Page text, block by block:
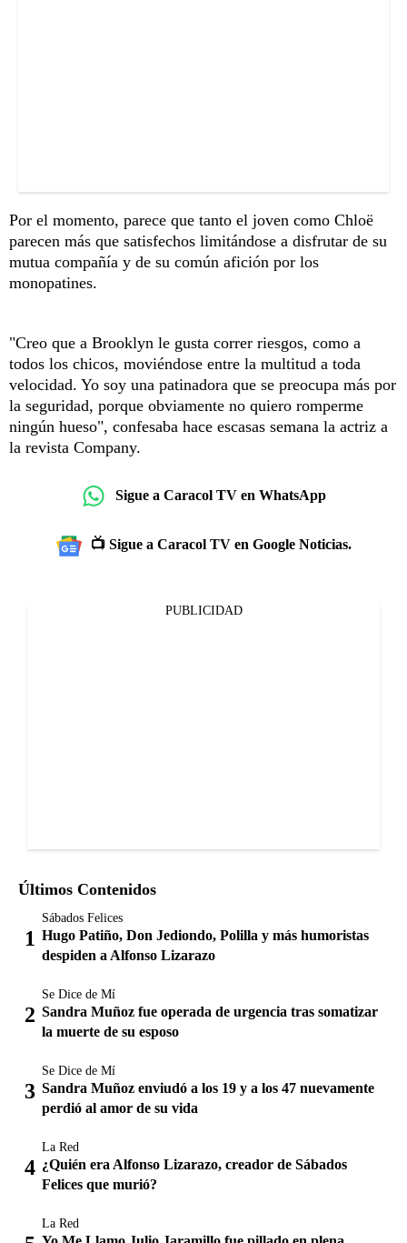
Por el momento, parece que tanto el joven como Chloë
parecen más que satisfechos limitándose a disfrutar de su
mutua compañía y de su común afición por los
monopatines.
"Creo que a Brooklyn le gusta correr riesgos, como a
todos los chicos, moviéndose entre la multitud a toda
velocidad. Yo soy una patinadora que se preocupa más por
la seguridad, porque obviamente no quiero romperme
ningún hueso", confesaba hace escasas semana la actriz a
la revista Company.
Sigue a Caracol TV en WhatsApp
📺 Sigue a Caracol TV en Google Noticias.
PUBLICIDAD
Últimos Contenidos
Sábados Felices
Hugo Patiño, Don Jediondo, Polilla y más humoristas
despiden a Alfonso Lizarazo
Se Dice de Mí
Sandra Muñoz fue operada de urgencia tras somatizar
la muerte de su esposo
Se Dice de Mí
Sandra Muñoz enviudó a los 19 y a los 47 nuevamente
perdió al amor de su vida
La Red
¿Quién era Alfonso Lizarazo, creador de Sábados
Felices que murió?
La Red